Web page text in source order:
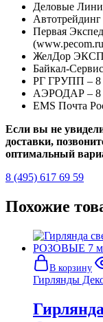
Деловые
Первая
ЖелДор
Байкал-
РГ ГРУПП – 8
АЭРОДАР – 8
EMS Почта
Если вы не
доставки,
оптимальный
8 (495) 617 69 59
Похожие
В корзину
Гирлянды